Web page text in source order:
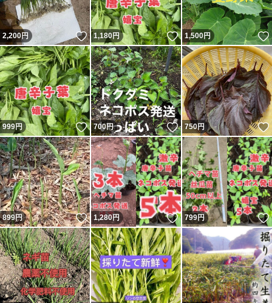
2,200円 いいね！
1,180円 いいね！
1,500円
999円 いいね！
700円 いいね！
750円
899円 いいね！
1,280円 いいね！
799円